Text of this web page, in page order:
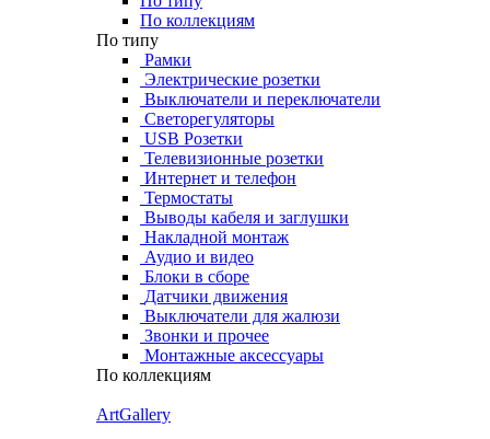
По коллекциям
По типу
Рамки
Электрические розетки
Выключатели и переключатели
Светорегуляторы
USB Розетки
Телевизионные розетки
Интернет и телефон
Термостаты
Выводы кабеля и заглушки
Накладной монтаж
Аудио и видео
Блоки в сборе
Датчики движения
Выключатели для жалюзи
Звонки и прочее
Монтажные аксессуары
По коллекциям
ArtGallery